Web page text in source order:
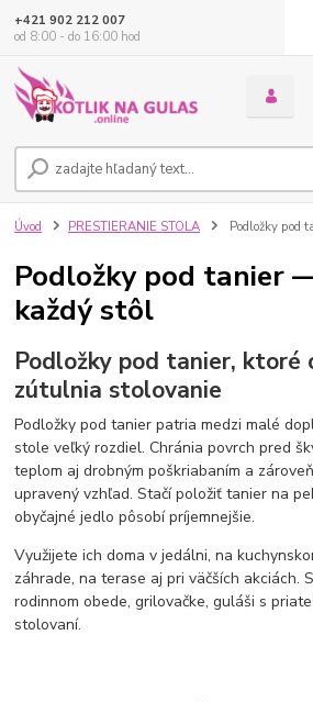
+421 902 212 007
od 8:00 - do 16:00 hod
Úvod PRESTIERANIE STOLA Podložky pod
Podložky pod tanier
každý stôl
Podložky pod tanier, ktoré
zútulnia stolovanie
Podložky pod tanier patria medzi malé
stole veľký rozdiel. Chránia povrch pred
teplom aj drobným poškriabaním a
upravený vzhľad. Stačí položiť tanier na
obyčajné jedlo pôsobí príjemnejšie.
Využijete ich doma v jedálni, na
záhrade, na terase aj pri väčších akciách.
rodinnom obede, grilovačke, guláši s
stolovaní.